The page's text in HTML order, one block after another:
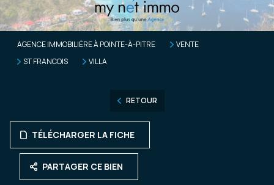
AGENCE IMMOBILIÈRE À POINTE-À-PITRE
VENTE
ST FRANCOIS
VILLA
RETOUR
TÉLÉCHARGER LA FICHE
PARTAGER CE BIEN